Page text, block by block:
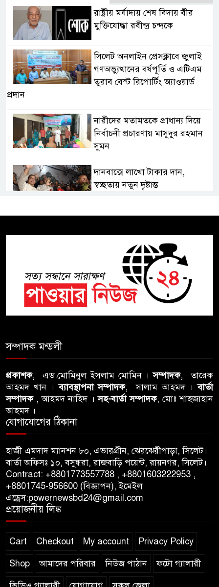
রাষ্ট্রীয় মর্যাদায় শেষ বিদায় বীর
মুক্তিযোদ্ধা রবীন্দ্র চন্দকে
সিলেট অনলাইন প্রেসক্লাবে জুলাই
গণঅভ্যুত্থানের বর্ষপূর্তি ও এটিএম
তুরাব বেস্ট রিপোর্টিং অ্যাওয়ার্ড
প্রদান
নারীদের মতামতকে প্রাধান্য দিয়ে
নির্বাচনী প্রচারণায় মাসুদুর রহমান
সুমন
দানবাক্সে লাখো টাকার দান,
স্বচ্ছতায় নতুন দৃষ্টান্ত
২০ কোটি টাকার টেন্ডার থেকে
শিক্ষা বোর্ডে একের পর এক
সিলেটে চিকিৎসকের কিশোর ছেলের
ঝুলন্ত মরদেহ উদ্ধার
বিএনপি নেতার ওপর হামলার
ঘটনায় সিলেট মহানগর বিএনপির
তীব্র নিন্দা ও প্রতিবাদ
কাউন্সিলার নির্বাচিত
পাস কার্ড ইস্যুতে অনিয়ম ও
গণবিজ্ঞপ্তি নিয়ে সিলেট অনলাইন
প্রেসক্লাবে বিশ্ব মুক্ত গণমাধ্যম দিবসে
সমালোচনা
সম্পাদক মন্ডলী
প্রকাশক, এড.মোমিনুল ইসলাম মোমিন ।সম্পাদক, তারেক
আহমদ খান ।ব্যাবস্থাপনা সম্পাদক, সালাম আহমদ ।বার্তা
সম্পাদক, আহমদ নাহিদ ।সহ-বার্তা সম্পাদক, মোঃ শাহজাহান
আহমদ ।
যোগাযোগের ঠিকানা
হাজী এমদাদ ম্যানশন ৮০, এভারগ্রীন, ঝেরঝেরীপাড়া, সিলেট।
বার্তা অফিসঃ ১০, বসুন্ধরা, রাজবাড়ি পয়েন্ট, রায়নগর, সিলেট।
Contract: +8801773557788 , +8801603222953 ,
+8801745-956600 (বিজ্ঞাপন), ইমেইল
এড্রেস:powernewsbd24@gmail.com
প্রয়োজনীয় লিঙ্ক
Cart Checkout My account Privacy Policy
Shop আমাদের পরিবার নিউজ পাঠান ফটো গ্যালারী